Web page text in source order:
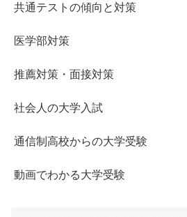
共通テストの傾向と対策
医学部対策
推薦対策・面接対策
社会人の大学入試
通信制高校からの大学受験
動画でわかる大学受験